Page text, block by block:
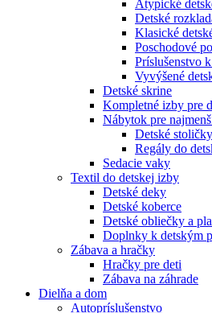
Atypické
Detské
Klasické
Poschodové
Príslušenstvo
Vyvýšené
Detské skrine
Kompletné izby pre
Nábytok pre
Detské
Regály do
Sedacie vaky
Textil do detskej izby
Detské deky
Detské koberce
Detské obliečky a
Doplnky k detským
Zábava a hračky
Hračky pre deti
Zábava na záhrade
Dielňa a dom
Autopríslušenstvo